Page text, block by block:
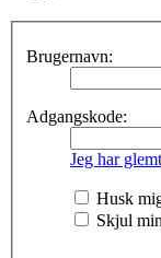
Brugernavn:
Adgangskode:
Jeg har
Husk
Skjul